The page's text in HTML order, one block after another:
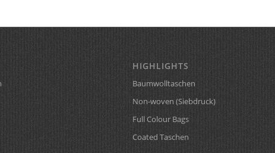
HIGHLIGHTS
Baumwolltaschen
Non-woven (Siebdruck)
Full Colour Bags
Coated Taschen